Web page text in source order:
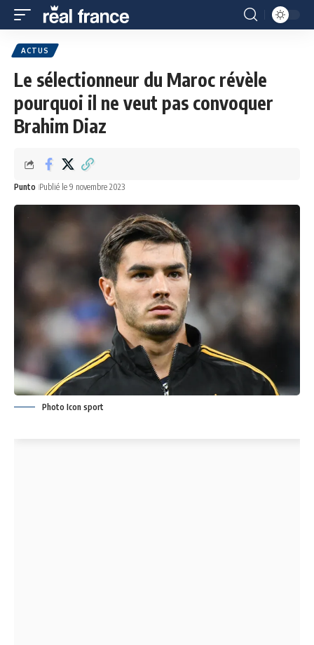
ACTUS
Le sélectionneur du Maroc révèle
pourquoi il ne veut pas convoquer
Brahim Diaz
Punto Publié le 9 novembre 2023
Photo Icon sport